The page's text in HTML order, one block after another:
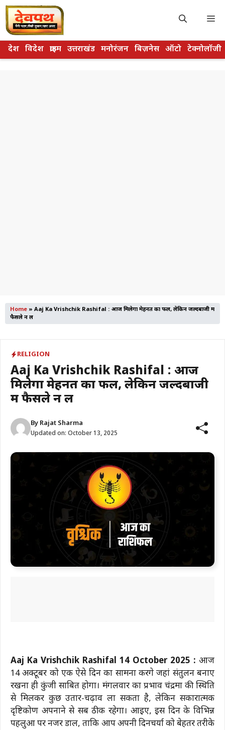
Skip
to
content
देश विदेश क्राइम उत्तराखंड मनोरंजन बिज़नेस ऑटो टेक्नोलॉजी
Home » Aaj Ka Vrishchik Rashifal : आज मिलेगा मेहनत का फल, लेकिन जल्दबाजी में
फैसले न लें
RELIGION
Aaj Ka Vrishchik Rashifal : आज
मिलेगा मेहनत का फल, लेकिन जल्दबाजी
में फैसले न लें
By Rajat Sharma
Updated on: October 13, 2025
Aaj Ka Vrishchik Rashifal 14 October 2025 : आज
14 अक्टूबर को एक ऐसे दिन का सामना करेंगे जहां संतुलन बनाए
रखना ही कुंजी साबित होगा। मंगलवार का प्रभाव चंद्रमा की स्थिति
से मिलकर कुछ उतार-चढ़ाव ला सकता है, लेकिन सकारात्मक
दृष्टिकोण अपनाने से सब ठीक रहेगा। आइए, इस दिन के विभिन्न
पहलुओं पर नजर डालें, ताकि आप अपनी दिनचर्या को बेहतर तरीके